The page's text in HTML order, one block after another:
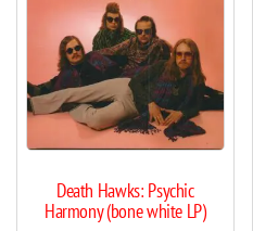
Death Hawks: Psychic
Harmony (bone white LP)